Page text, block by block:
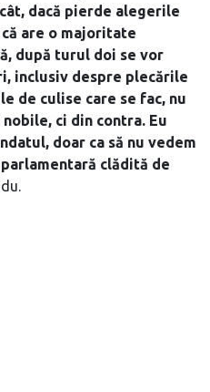
dacă pierde alegerile
are o majoritate
după turul doi se vor
inclusiv despre plecările
de culise care se fac, nu
ci din contra. Eu
doar ca să nu vedem
clădită de